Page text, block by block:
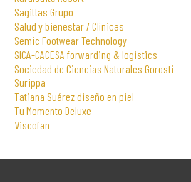
Sagittas Grupo
Salud y bienestar / Clínicas
Semic Footwear Technology
SICA-CACESA forwarding & logistics
Sociedad de Ciencias Naturales Gorosti
Surippa
Tatiana Suárez diseño en piel
Tu Momento Deluxe
Viscofan